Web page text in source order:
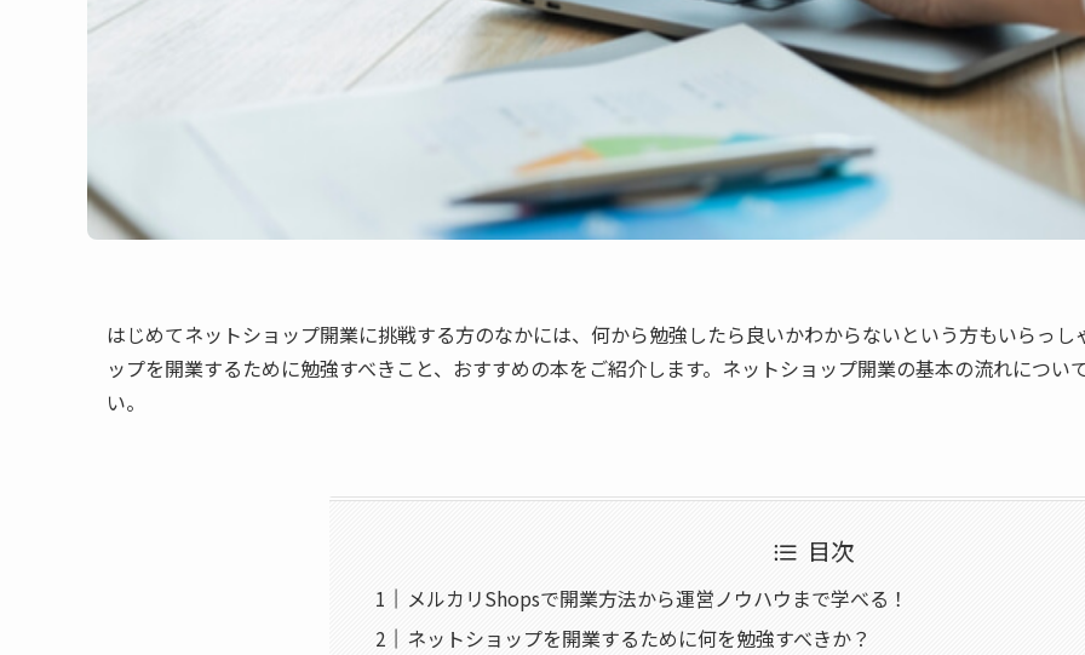
はじめてネットショップ開業に挑戦する方のなかには、何から勉強したら良いかわからないという方もいらっ
ップを開業するために勉強すべきこと、おすすめの本をご紹介します。ネットショップ開業の基本の流れにつ
い。
目次
メルカリShopsで開業方法から運営ノウハウまで学べる！
ネットショップを開業するために何を勉強すべきか？